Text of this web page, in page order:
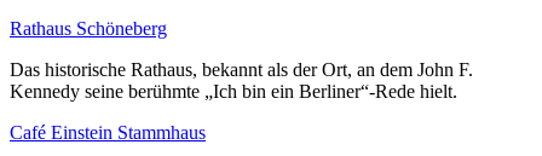
Rathaus Schöneberg
Das historische Rathaus, bekannt als der Ort, an dem John F.
Kennedy seine berühmte „Ich bin ein Berliner“-Rede hielt.
Café Einstein Stammhaus